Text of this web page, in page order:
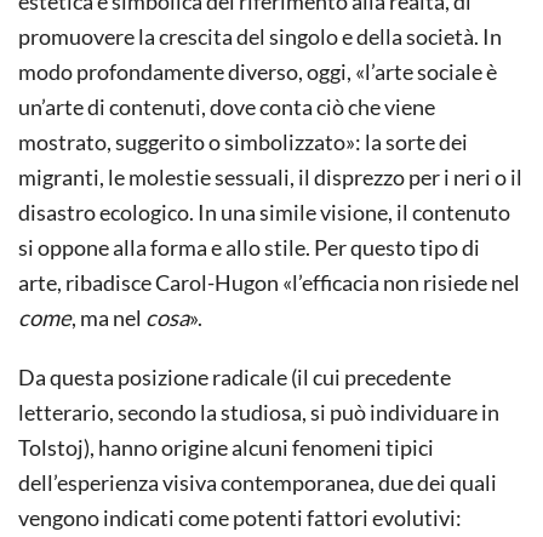
promuovere la crescita del singolo e della società. In
modo profondamente diverso, oggi, «l’arte sociale è
un’arte di contenuti, dove conta ciò che viene
mostrato, suggerito o simbolizzato»: la sorte dei
migranti, le molestie sessuali, il disprezzo per i neri o il
disastro ecologico. In una simile visione, il contenuto
si oppone alla forma e allo stile. Per questo tipo di
arte, ribadisce Carol-Hugon «l’efficacia non risiede nel
come, ma nel cosa».
Da questa posizione radicale (il cui precedente
letterario, secondo la studiosa, si può individuare in
Tolstoj), hanno origine alcuni fenomeni tipici
dell’esperienza visiva contemporanea, due dei quali
vengono indicati come potenti fattori evolutivi: